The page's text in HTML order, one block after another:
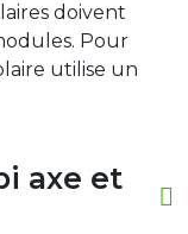
doivent
Pour
utilise un
axe et